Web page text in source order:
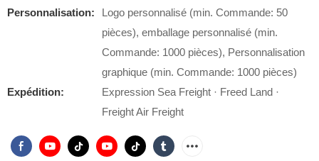
Personnalisation:
Logo personnalisé (min. Commande: 50
pièces), emballage personnalisé (min.
Commande: 1000 pièces), Personnalisation
graphique (min. Commande: 1000 pièces)
Expédition:
Expression Sea Freight · Freed Land ·
Freight Air Freight